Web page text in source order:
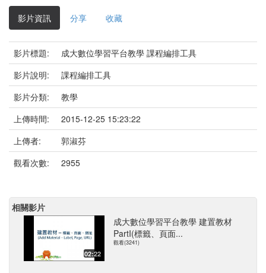
影片資訊 分享 收藏
影片標題:
成大數位學習平台教學 課程編排工具
影片說明:
課程編排工具
影片分類:
教學
上傳時間:
2015-12-25 15:23:22
上傳者:
郭淑芬
觀看次數:
2955
相關影片
02:22
成大數位學習平台教學 建置教材
PartI(標籤、頁面...
觀看(3241)